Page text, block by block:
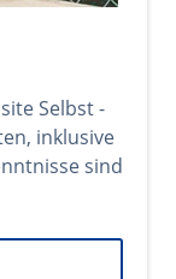
Selbst -
inklusive
sind